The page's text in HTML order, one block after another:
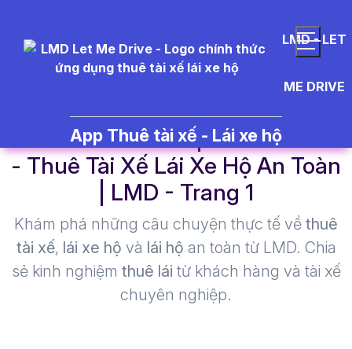
LMD - LET
ME DRIVE
App Thuê tài xế - Lái xe hộ
- Thuê Tài Xế Lái Xe Hộ An Toàn
| LMD - Trang 1​
Khám phá những câu chuyện thực tế về thuê
tài xế, lái xe hộ và lái hộ an toàn từ LMD. Chia
sẻ kinh nghiệm thuê lái từ khách hàng và tài xế
chuyên nghiệp.